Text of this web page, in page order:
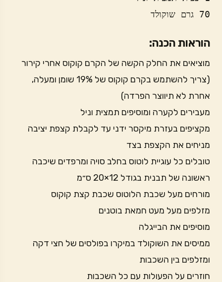
70 גרם שוקולד
הוראות הכנה:
מוציאים את החלק הקשה של הקרם קוקוס אחרי קירור
(צריך להשתמש בקרם קוקוס של 19% שומן ומעלה,
אחרת לא תיווצר הפרדה)
מעבירים לקערה ומוסיפים תמצית וניל
מקציפים בעזרת מיקסר ידני עד לקבלת קצפת יציבה
מניחים את הקצפת בצד
טובלים כל עוגיית לוטוס בחלב סויה ומרפדים שיכבה
ראשונה של תבנית בגודל 12×20 ס״מ
מורחים מעל שכבת הלוטוס שכבת קצת קוקוס
מזלפים מעל מעט חמאת בוטנים
מוסיפים את הבייגלה
ממיסים את השוקולד במיקרו בפולסים של חצי דקה
ומזלפים בין השכבות
חוזרים על הפעולות עם כל השכבות